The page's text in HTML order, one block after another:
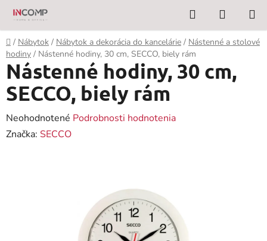
Prejsť
obsah
Hľadať
KOŠÍK
Domov
/ Nábytok / Nábytok a dekorácia do kancelárie / Nástenné a stolové
hodiny / Nástenné hodiny, 30 cm, SECCO, biely rám
Nástenné hodiny, 30 cm,
SECCO, biely rám
Priemerné
hodnotenie
Neohodnotené Podrobnosti hodnotenia
Značka: SECCO